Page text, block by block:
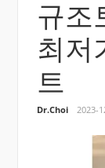
규조
최저
트
Dr.Choi 2023-